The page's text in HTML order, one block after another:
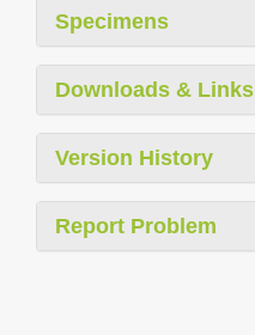
Specimens
Downloads & Links
Version History
Report Problem